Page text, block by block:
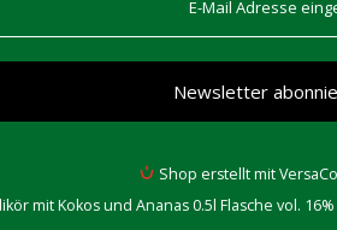
Shop erstellt mit
mit Kokos und Ananas 0.5l Flasche vol.